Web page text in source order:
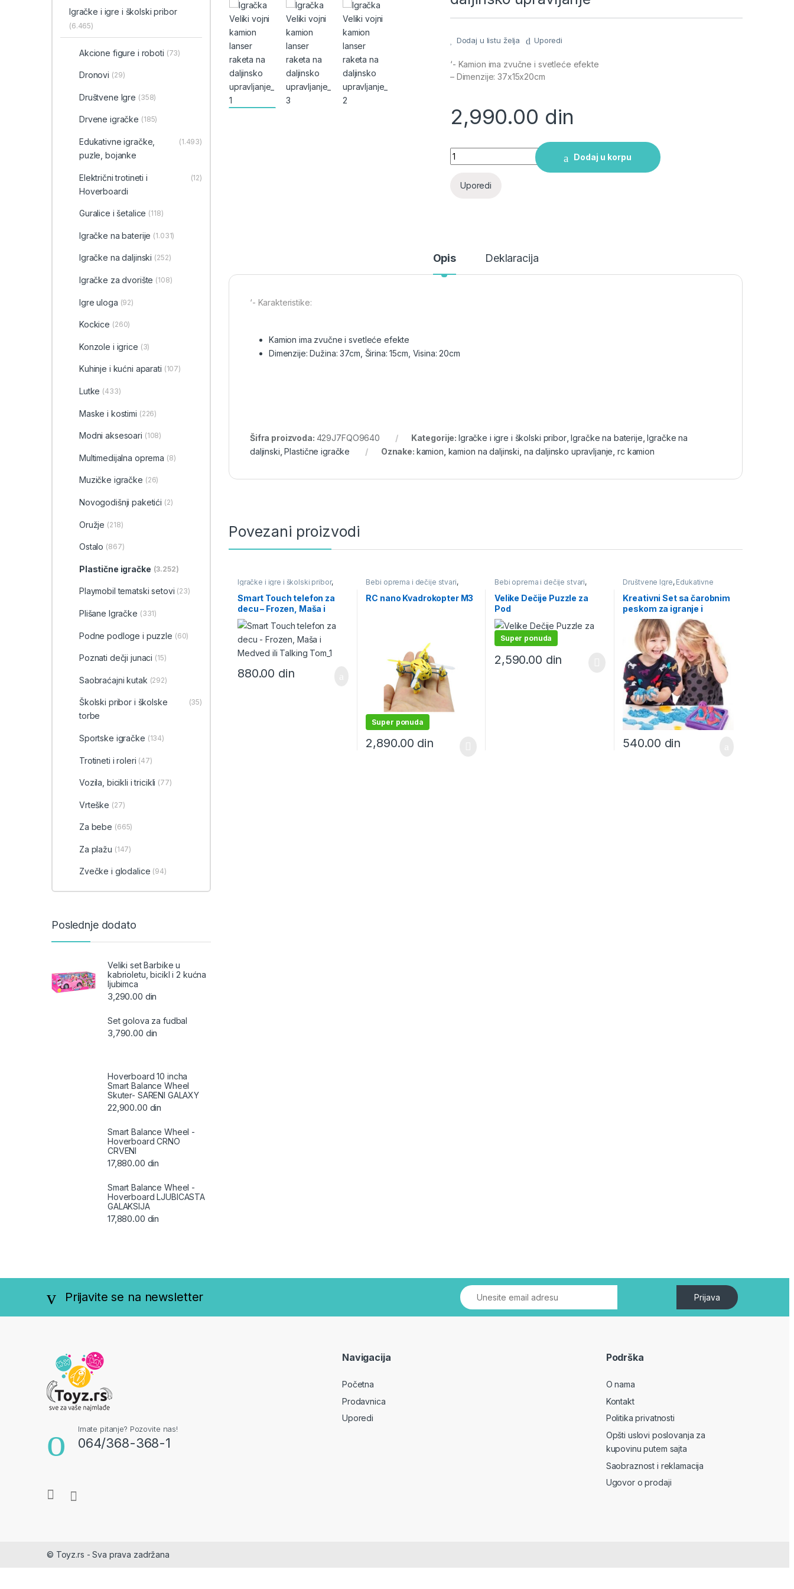
Dodaj u listu želja Uporedi
‘- Kamion ima zvučne i svetleće efekte
– Dimenzije: 37x15x20cm
2,990.00 din
Veliki vojni kamion lanser raketa na daljinsko upravljanje quantity
Dodaj u korpu
Uporedi
Opis Deklaracija
‘- Karakteristike:
Kamion ima zvučne i svetleće efekte
Dimenzije: Dužina: 37cm, Širina: 15cm, Visina: 20cm
Šifra proizvoda: 429J7FQO9640 Kategorije: Igračke i igre i školski pribor,Igračke na baterije ,Igračke na
daljinski ,Plastične igračke Oznake: kamion kamion na daljinski na daljinsko upravljanje ,rc kamion
Povezani proizvodi
Igračke i igre i školski pribor,
Smart Touch telefon za
decu – Frozen, Maša i
Medved ili Talking Tom
880.00 din
Bebi oprema i dečije stvari,
Igračke na daljinski
RC nano Kvadrokopter M3
Super ponuda
2,890.00 din
Bebi oprema i dečije stvari,
bojanke,Igračke i igre i školski
pribor,Podne podloge i puzzle
Velike Dečije Puzzle za
Pod
Super ponuda
2,590.00 din
Društvene Igre, Edukativne
i igre i školski pribor
Kreativni Set sa čarobnim
peskom za igranje i
oblikovanje
540.00 din
Igračke i igre i školski pribor
(6.465)
Akcione figure i roboti (73)
Dronovi (29)
Društvene Igre (358)
Drvene igračke (185)
Edukativne igračke,
puzle, bojanke
(1.493)
Električni trotineti i
Hoverboardi
(12)
Guralice i šetalice (118)
Igračke na baterije (1.031)
Igračke na daljinski (252)
‎Igračke za dvorište (108)
Igre uloga (92)
Kockice (260)
Konzole i igrice (3)
Kuhinje i kućni aparati (107)
Lutke (433)
Maske i kostimi (226)
Modni aksesoari (108)
Multimedijalna oprema (8)
Muzičke igračke (26)
Novogodišnji paketići (2)
Oružje (218)
Ostalo (867)
Plastične igračke (3.252)
Playmobil tematski setovi (23)
Plišane Igračke (331)
Podne podloge i puzzle (60)
Poznati dečji junaci (15)
Saobraćajni kutak (292)
Školski pribor i školske
torbe
(35)
Sportske igračke (134)
Trotineti i roleri (47)
Vozila, bicikli i tricikli (77)
Vrteške (27)
Za bebe (665)
Za plažu (147)
Zvečke i glodalice (94)
Poslednje dodato
Veliki set Barbike u
kabrioletu, bicikl i 2 kućna
ljubimca
3,290.00 din
Set golova za fudbal
3,790.00 din
Hoverboard 10 incha
Smart Balance Wheel
Skuter- SARENI GALAXY
22,900.00 din
Smart Balance Wheel -
Hoverboard CRNO
CRVENI
17,880.00 din
Smart Balance Wheel -
Hoverboard LJUBICASTA
GALAKSIJA
17,880.00 din
Prijavite se na newsletter
Imate pitanje? Pozovite nas!
064/368-368-1
Navigacija
Početna
Prodavnica
Uporedi
Podrška
O nama
Kontakt
Politika privatnosti
Opšti uslovi poslovanja za
kupovinu putem sajta
Saobraznost i reklamacija
Ugovor o prodaji
© Toyz.rs - Sva prava zadržana